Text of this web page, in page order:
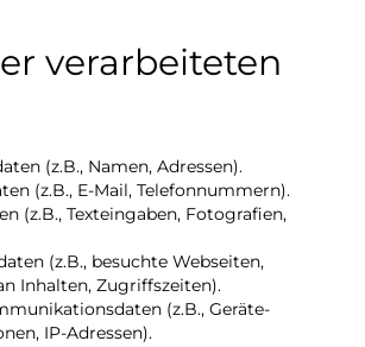
verarbeiteten
(z.B., Namen, Adressen).
(z.B., E-Mail, Telefonnummern).
(z.B., Texteingaben, Fotografien,
(z.B., besuchte Webseiten,
Inhalten, Zugriffszeiten).
(z.B., Geräte-
IP-Adressen).